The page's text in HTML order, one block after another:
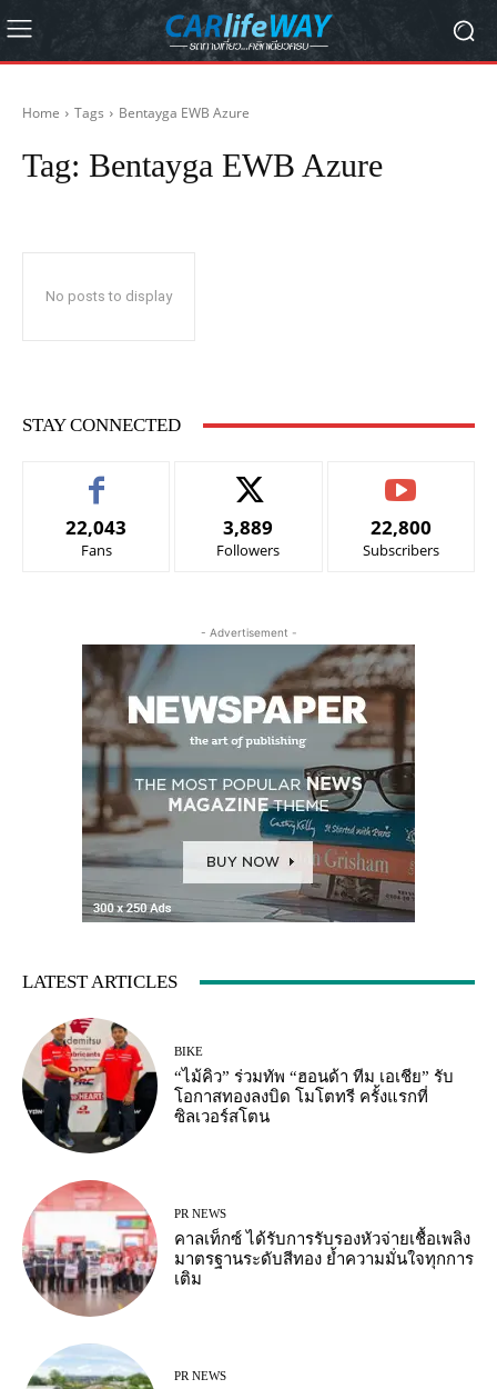
Home Tags Bentayga EWB Azure
Tag: Bentayga EWB Azure
No posts to display
STAY CONNECTED
22,043
Fans
3,889
Followers
22,800
Subscribers
- Advertisement -
LATEST ARTICLES
BIKE
“ไม้คิว” ร่วมทัพ “ฮอนด้า ทีม เอเชีย” รับ
โอกาสทองลงบิด โมโตทรี ครั้งแรกที่
ซิลเวอร์สโตน
PR NEWS
คาลเท็กซ์ ได้รับการรับรองหัวจ่ายเชื้อเพลิง
มาตรฐานระดับสีทอง ย้ำความมั่นใจทุกการ
เติม
PR NEWS